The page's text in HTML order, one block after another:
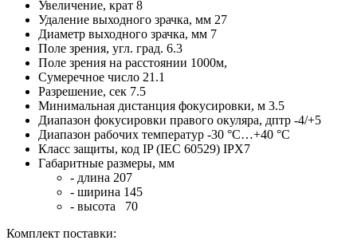
Увеличение, крат 8
Удаление выходного зрачка, мм 27
Диаметр выходного зрачка, мм 7
Поле зрения, угл. град. 6.3
Поле зрения на расстоянии 1000м,
Сумеречное число 21.1
Pазрешение, сек 7.5
Минимальная дистанция фокусировки, м 3.5
Диапазон фокусировки правого окуляра, дптр -4/+5
Диапазон рабочих температур -30 °С…+40 °С
Класс защиты, код IP (IEC 60529) IPX7
Габаритные размеры, мм
- длина 207
- ширина 145
- высота 70
Комплект поставки: